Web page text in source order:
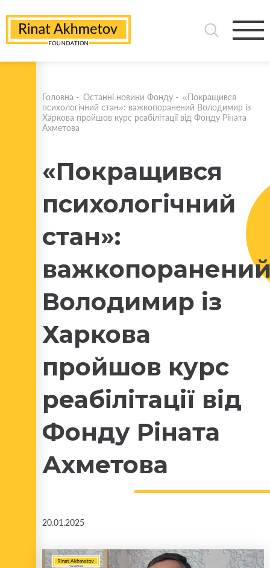
Головна - Останні новини Фонду - «Покращився
психологічний стан»: важкопоранений Володимир із
Харкова пройшов курс реабілітації від Фонду Ріната
Ахметова
«Покращився
психологічний
стан»:
Володимир із
Харкова
пройшов курс
реабілітації від
Фонду Ріната
Ахметова
20.01.2025